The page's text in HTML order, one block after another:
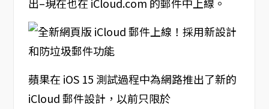
出–現在也在 iCloud.com 的郵件中上線。
蘋果在 iOS 15 測試過程中為網路推出了新的
iCloud 郵件設計，以前只限於